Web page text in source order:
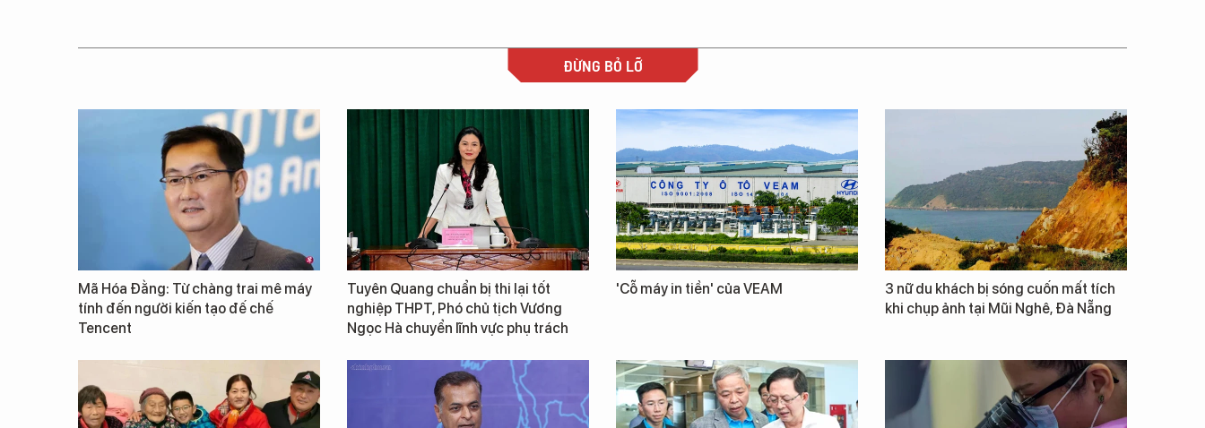
ĐỪNG BỎ LỠ
Mã Hóa Đằng: Từ chàng trai mê máy
tính đến người kiến tạo đế chế
Tencent
Tuyên Quang chuẩn bị thi lại tốt
nghiệp THPT, Phó chủ tịch Vương
Ngọc Hà chuyển lĩnh vực phụ trách
'Cỗ máy in tiền' của VEAM
3 nữ du khách bị sóng cuốn mất tích
khi chụp ảnh tại Mũi Nghê, Đà Nẵng